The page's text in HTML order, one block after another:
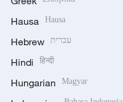
Hausa Hausa
Hebrew עברית
Hindi हिन्दी
Hungarian Magyar